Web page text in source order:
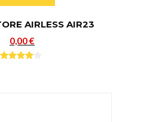
AIRLESS AIR23
0,00 €